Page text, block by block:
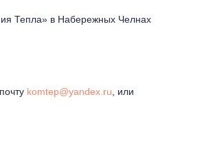
Тепла» в Набережных Челнах
komtep@yandex.ru , или